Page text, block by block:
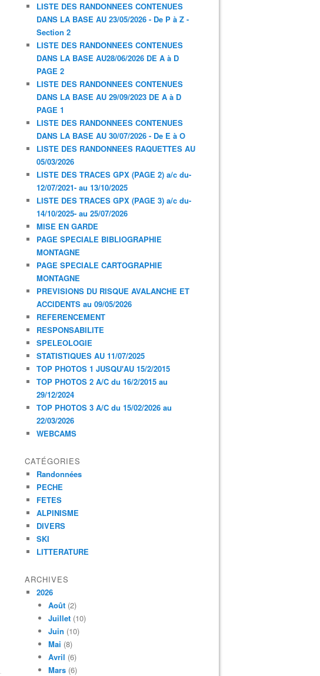
LISTE DES RANDONNEES CONTENUES
DANS LA BASE AU 23/05/2026 - De P à Z -
Section 2
LISTE DES RANDONNEES CONTENUES
DANS LA BASE AU28/06/2026 DE A à D
PAGE 2
LISTE DES RANDONNEES CONTENUES
DANS LA BASE AU 29/09/2023 DE A à D
PAGE 1
LISTE DES RANDONNEES CONTENUES
DANS LA BASE AU 30/07/2026 - De E à O
LISTE DES RANDONNEES RAQUETTES AU
05/03/2026
LISTE DES TRACES GPX (PAGE 2) a/c du-
12/07/2021- au 13/10/2025
LISTE DES TRACES GPX (PAGE 3) a/c du-
14/10/2025- au 25/07/2026
MISE EN GARDE
PAGE SPECIALE BIBLIOGRAPHIE
MONTAGNE
PAGE SPECIALE CARTOGRAPHIE
MONTAGNE
PREVISIONS DU RISQUE AVALANCHE ET
ACCIDENTS au 09/05/2026
REFERENCEMENT
RESPONSABILITE
SPELEOLOGIE
STATISTIQUES AU 11/07/2025
TOP PHOTOS 1 JUSQU'AU 15/2/2015
TOP PHOTOS 2 A/C du 16/2/2015 au
29/12/2024
TOP PHOTOS 3 A/C du 15/02/2026 au
22/03/2026
WEBCAMS
CATÉGORIES
Randonnées
PECHE
FETES
ALPINISME
DIVERS
SKI
LITTERATURE
ARCHIVES
2026
Août (2)
Juillet (10)
Juin (10)
Mai (8)
Avril (6)
Mars (6)